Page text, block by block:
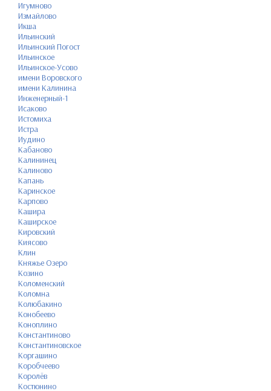
Игумново
Измайлово
Икша
Ильинский
Ильинский Погост
Ильинское
Ильинское-Усово
имени Воровского
имени Калинина
Инженерный-1
Исаково
Истомиха
Истра
Иудино
Кабаново
Калининец
Калиново
Капань
Каринское
Карпово
Кашира
Каширское
Кировский
Киясово
Клин
Княжье Озеро
Козино
Коломенский
Коломна
Колюбакино
Конобеево
Коноплино
Константиново
Константиновское
Коргашино
Коробчеево
Королёв
Костюнино